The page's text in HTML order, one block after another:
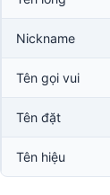
Nickname
Tên gọi vui
Tên đặt
Tên hiệu